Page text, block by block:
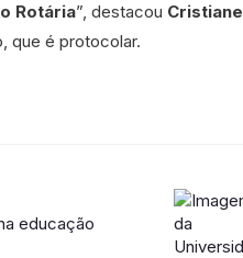
Rotária”, destacou Cristiane
que é protocolar.
educação